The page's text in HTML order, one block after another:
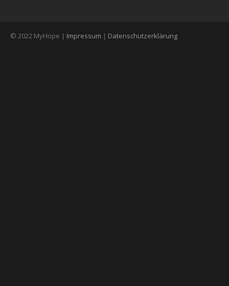
© 2022 MyHope | Impressum | Datenschutzerklärung